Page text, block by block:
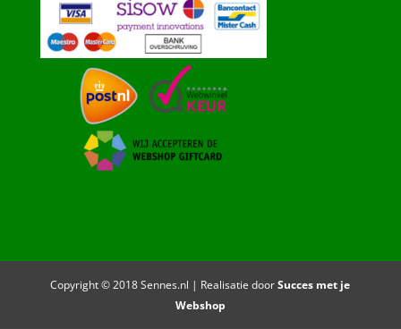
Copyright © 2018 Sennes.nl | Realisatie doorSucces met je
Webshop